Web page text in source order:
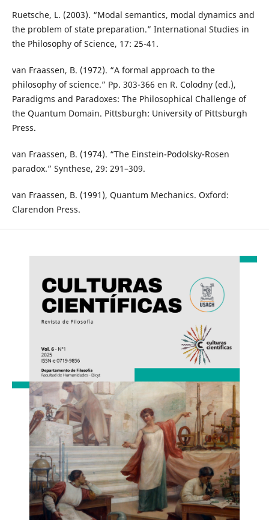
Ruetsche, L. (2003). “Modal semantics, modal dynamics and
the problem of state preparation.” International Studies in
the Philosophy of Science, 17: 25-41.
van Fraassen, B. (1972). “A formal approach to the
philosophy of science.” Pp. 303-366 en R. Colodny (ed.),
Paradigms and Paradoxes: The Philosophical Challenge of
the Quantum Domain. Pittsburgh: University of Pittsburgh
Press.
van Fraassen, B. (1974). “The Einstein-Podolsky-Rosen
paradox.” Synthese, 29: 291–309.
van Fraassen, B. (1991), Quantum Mechanics. Oxford:
Clarendon Press.